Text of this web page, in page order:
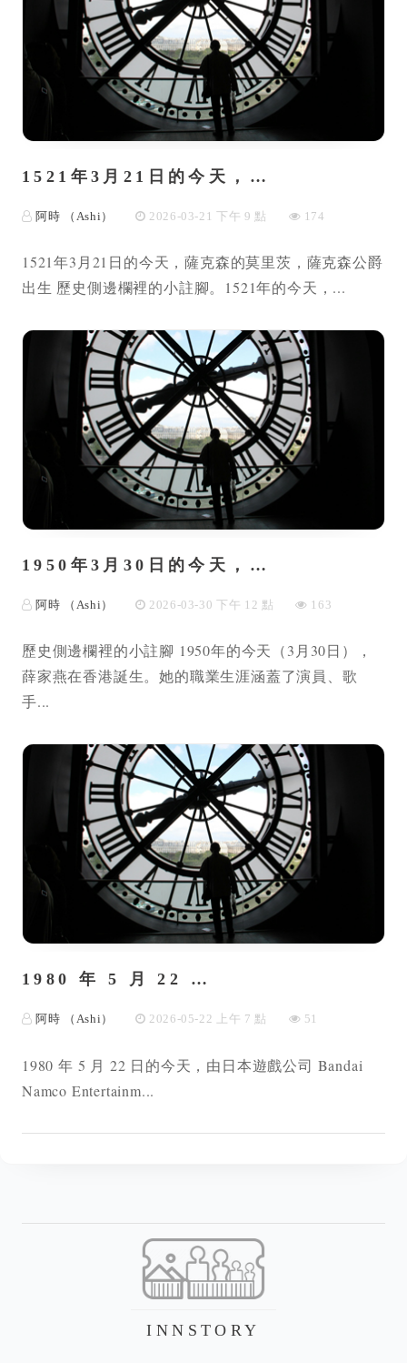
1521年3月21日的今天，…
阿時 （Ashi） 2026-03-21 下午 9 點 174
1521年3月21日的今天，薩克森的莫里茨，薩克森公爵
出生 歷史側邊欄裡的小註腳。1521年的今天，...
1950年3月30日的今天，…
阿時 （Ashi） 2026-03-30 下午 12 點 163
歷史側邊欄裡的小註腳 1950年的今天（3月30日），
薛家燕在香港誕生。她的職業生涯涵蓋了演員、歌
手...
1980 年 5 月 22 …
阿時 （Ashi） 2026-05-22 上午 7 點 51
1980 年 5 月 22 日的今天，由日本遊戲公司 Bandai
Namco Entertainm...
INNSTORY